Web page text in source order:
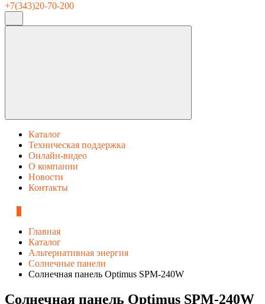
+7(343)20-70-200
Каталог
Техническая поддержка
Онлайн-видео
О компании
Новости
Контакты
Главная
Каталог
Альтернативная энергия
Солнечные панели
Солнечная панель Optimus SPM-240W
Солнечная панель Optimus SPM-240W